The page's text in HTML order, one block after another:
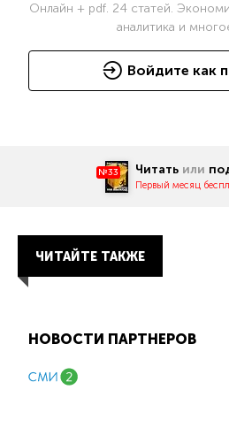
Онлайн + pdf. 24 статей.
аналитика и
Войдите как
№33 Читать или
Первый месяц
ЧИТАЙТЕ ТАКЖЕ
НОВОСТИ ПАРТНЕРОВ